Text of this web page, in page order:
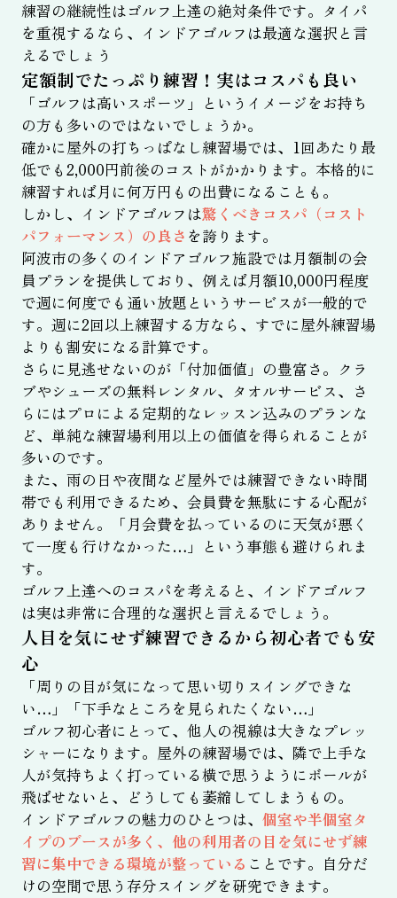
練習の継続性はゴルフ上達の絶対条件です。タイパ
を重視するなら、インドアゴルフは最適な選択と言
えるでしょう
定額制でたっぷり練習！実はコスパも良い
「ゴルフは高いスポーツ」というイメージをお持ち
の方も多いのではないでしょうか。
確かに屋外の打ちっぱなし練習場では、1回あたり最
低でも2,000円前後のコストがかかります。本格的に
練習すれば月に何万円もの出費になることも。
しかし、インドアゴルフは驚くべきコスパ（コスト
パフォーマンス）の良さ を誇ります。
阿波市の多くのインドアゴルフ施設では月額制の会
員プランを提供しており、例えば月額10,000円程度
で週に何度でも通い放題というサービスが一般的で
す。週に2回以上練習する方なら、すでに屋外練習場
よりも割安になる計算です。
さらに見逃せないのが「付加価値」の豊富さ。クラ
ブやシューズの無料レンタル、タオルサービス、さ
らにはプロによる定期的なレッスン込みのプランな
ど、単純な練習場利用以上の価値を得られることが
多いのです。
また、雨の日や夜間など屋外では練習できない時間
帯でも利用できるため、会員費を無駄にする心配が
ありません。「月会費を払っているのに天気が悪く
て一度も行けなかった…」という事態も避けられま
す。
ゴルフ上達へのコスパを考えると、インドアゴルフ
は実は非常に合理的な選択と言えるでしょう。
人目を気にせず練習できるから初心者でも安
心
「周りの目が気になって思い切りスイングできな
い…」「下手なところを見られたくない…」
ゴルフ初心者にとって、他人の視線は大きなプレッ
シャーになります。屋外の練習場では、隣で上手な
人が気持ちよく打っている横で思うようにボールが
飛ばせないと、どうしても萎縮してしまうもの。
インドアゴルフの魅力のひとつは、 個室や半個室タ
イプのブースが多く、他の利用者の目を気にせず練
習に集中できる環境が整っている ことです。自分だ
けの空間で思う存分スイングを研究できます。